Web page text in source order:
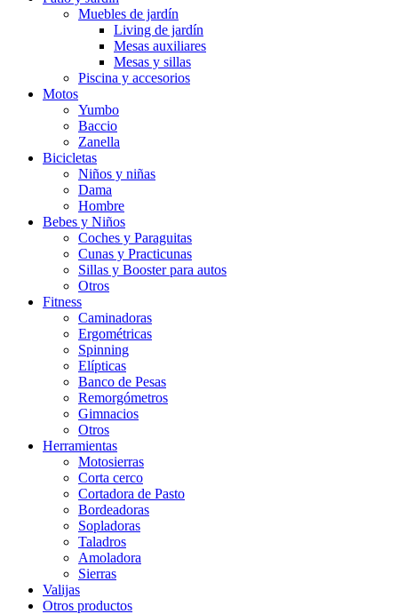
Muebles de jardín
Living de jardín
Mesas auxiliares
Mesas y sillas
Piscina y accesorios
Motos
Yumbo
Baccio
Zanella
Bicicletas
Niños y niñas
Dama
Hombre
Bebes y Niños
Coches y Paraguitas
Cunas y Practicunas
Sillas y Booster para autos
Otros
Fitness
Caminadoras
Ergométricas
Spinning
Elípticas
Banco de Pesas
Remorgómetros
Gimnacios
Otros
Herramientas
Motosierras
Corta cerco
Cortadora de Pasto
Bordeadoras
Sopladoras
Taladros
Amoladora
Sierras
Valijas
Otros productos